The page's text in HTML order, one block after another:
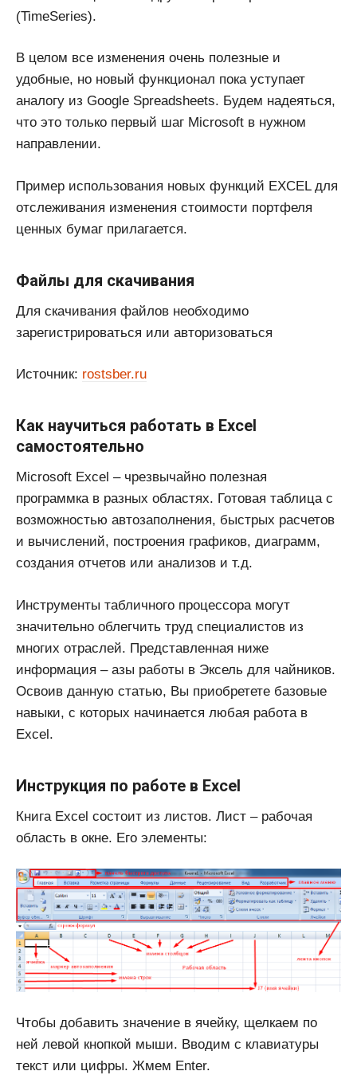
(TimeSeries).
В целом все изменения очень полезные и
удобные, но новый функционал пока уступает
аналогу из Google Spreadsheets. Будем надеяться,
что это только первый шаг Microsoft в нужном
направлении.
Пример использования новых функций EXCEL для
отслеживания изменения стоимости портфеля
ценных бумаг прилагается.
Файлы для скачивания
Для скачивания файлов необходимо
зарегистрироваться или авторизоваться
Источник: rostsber.ru
Как научиться работать в Excel
самостоятельно
Microsoft Excel – чрезвычайно полезная
программка в разных областях. Готовая таблица с
возможностью автозаполнения, быстрых расчетов
и вычислений, построения графиков, диаграмм,
создания отчетов или анализов и т.д.
Инструменты табличного процессора могут
значительно облегчить труд специалистов из
многих отраслей. Представленная ниже
информация – азы работы в Эксель для чайников.
Освоив данную статью, Вы приобретете базовые
навыки, с которых начинается любая работа в
Excel.
Инструкция по работе в Excel
Книга Excel состоит из листов. Лист – рабочая
область в окне. Его элементы:
Чтобы добавить значение в ячейку, щелкаем по
ней левой кнопкой мыши. Вводим с клавиатуры
текст или цифры. Жмем Enter.